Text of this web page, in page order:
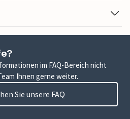
im FAQ-Bereich nicht
Ihnen gerne weiter.
Sie unsere FAQ